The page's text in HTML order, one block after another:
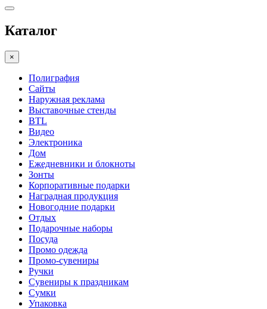
Каталог
×
Полиграфия
Сайты
Наружная реклама
Выставочные стенды
BTL
Видео
Электроника
Дом
Ежедневники и блокноты
Зонты
Корпоративные подарки
Наградная продукция
Новогодние подарки
Отдых
Подарочные наборы
Посуда
Промо одежда
Промо-сувениры
Ручки
Сувениры к праздникам
Сумки
Упаковка